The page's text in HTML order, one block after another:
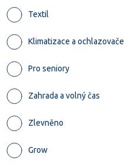
Textil
Klimatizace a ochlazovače
Pro seniory
Zahrada a volný čas
Zlevněno
Grow